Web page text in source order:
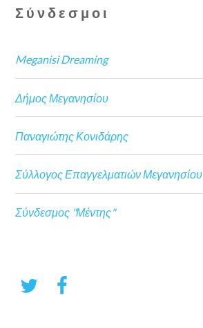
Σύνδεσμοι
Meganisi Dreaming
Δήμος Μεγανησίου
Παναγιώτης Κονιδάρης
Σύλλογος Επαγγελματιών Μεγανησίου
Σύνδεσμος "Μέντης"